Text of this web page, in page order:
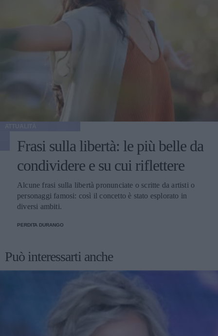
Frasi sulla libertà: le più belle da
condividere e su cui riflettere
Alcune frasi sulla libertà pronunciate o scritte da artisti o
personaggi famosi: così il concetto è stato esplorato in
diversi ambiti.
PERDITA DURANGO
Può interessarti anche